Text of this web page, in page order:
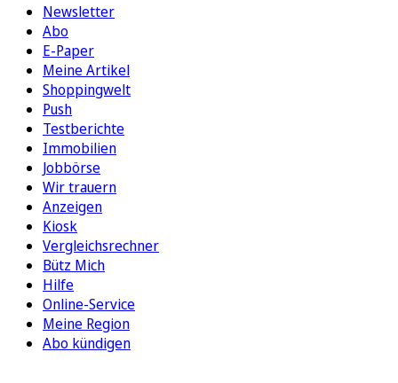
Newsletter
Abo
E-Paper
Meine Artikel
Shoppingwelt
Push
Testberichte
Immobilien
Jobbörse
Wir trauern
Anzeigen
Kiosk
Vergleichsrechner
Bütz Mich
Hilfe
Online-Service
Meine Region
Abo kündigen